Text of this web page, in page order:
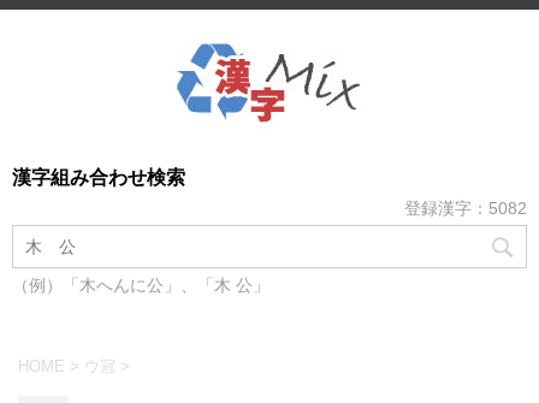
漢字組み合わせ検索
登録漢字：5082
（例）「木へんに公」、「木 公」
HOME > ウ冠 >